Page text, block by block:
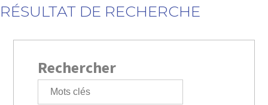
RÉSULTAT DE RECHERCHE
Rechercher